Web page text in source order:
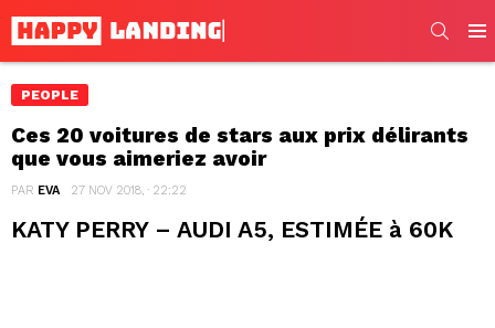
PEOPLE
Ces 20 voitures de stars aux prix délirants
que vous aimeriez avoir
PAR EVA 27 NOV 2018, · 22:22
KATY PERRY – AUDI A5, ESTIMÉE à 60K